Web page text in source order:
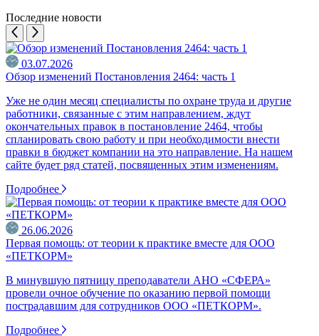
Последние новости
03.07.2026
Обзор изменений Постановления 2464: часть 1
Уже не один месяц специалисты по охране труда и другие
работники, связанные с этим направлением, ждут
окончательных правок в постановление 2464, чтобы
спланировать свою работу и при необходимости внести
правки в бюджет компании на это направление. На нашем
сайте будет ряд статей, посвященных этим изменениям.
Подробнее
26.06.2026
Первая помощь: от теории к практике вместе для ООО
«ПЕТКОРМ»
В минувшую пятницу преподаватели АНО «СФЕРА»
провели очное обучение по оказанию первой помощи
пострадавшим для сотрудников ООО «ПЕТКОРМ».
Подробнее